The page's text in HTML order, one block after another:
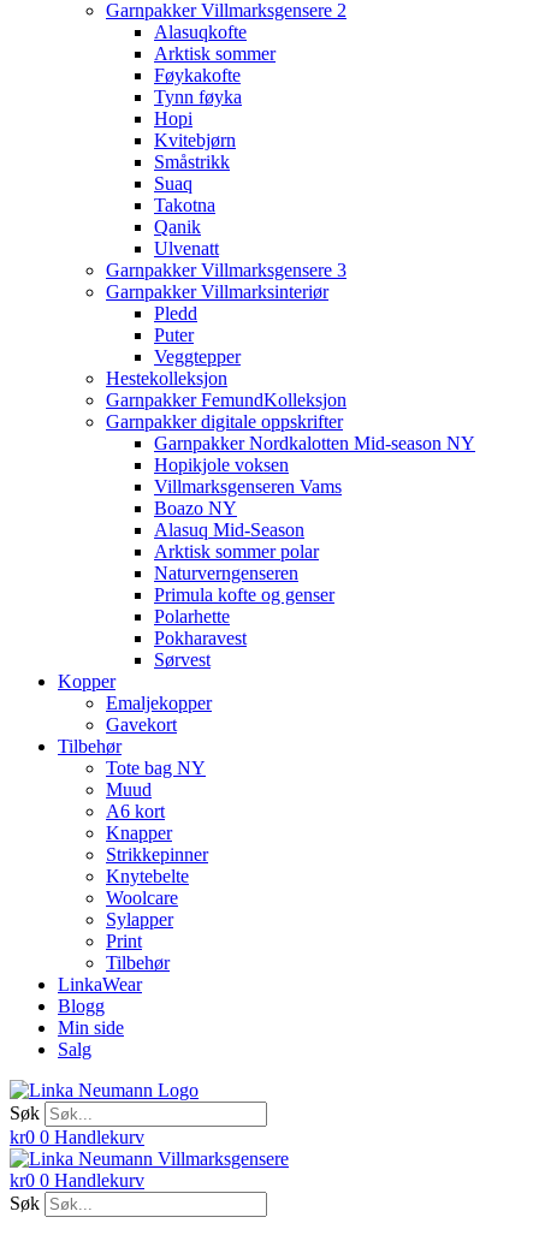
Garnpakker Villmarksgensere 2
Alasuqkofte
Arktisk sommer
Føykakofte
Tynn føyka
Hopi
Kvitebjørn
Småstrikk
Suaq
Takotna
Qanik
Ulvenatt
Garnpakker Villmarksgensere 3
Garnpakker Villmarksinteriør
Pledd
Puter
Veggtepper
Hestekolleksjon
Garnpakker FemundKolleksjon
Garnpakker digitale oppskrifter
Garnpakker Nordkalotten Mid-season NY
Hopikjole voksen
Villmarksgenseren Vams
Boazo NY
Alasuq Mid-Season
Arktisk sommer polar
Naturverngenseren
Primula kofte og genser
Polarhette
Pokharavest
Sørvest
Kopper
Emaljekopper
Gavekort
Tilbehør
Tote bag NY
Muud
A6 kort
Knapper
Strikkepinner
Knytebelte
Woolcare
Sylapper
Print
Tilbehør
LinkaWear
Blogg
Min side
Salg
Søk
kr0 0 Handlekurv
kr0 0 Handlekurv
Søk